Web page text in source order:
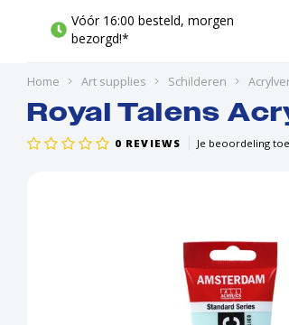
Vóór 16:00 besteld, morgen
bezorgd!*
Home Art supplies Schilderen
Royal Talens
0 REVIEWS Je beoordeling